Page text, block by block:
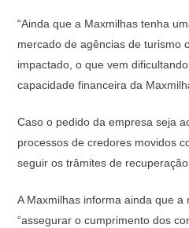
“Ainda que a Maxmilhas tenha
mercado de agências de turismo
impactado, o que vem
capacidade financeira da
Caso o pedido da empresa seja
processos de credores movidos
seguir os trâmites de
A Maxmilhas informa ainda que
“assegurar o cumprimento dos